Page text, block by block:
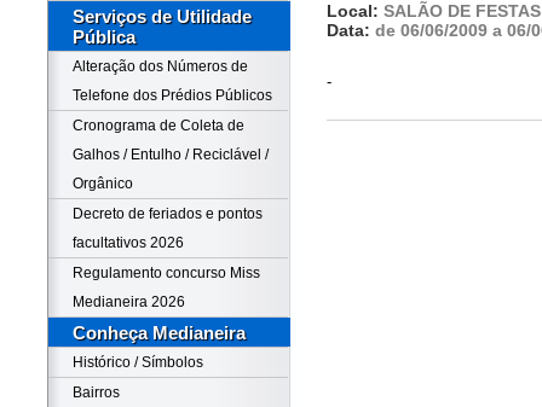
Serviços de Utilidade
Pública
Alteração dos Números de
Telefone dos Prédios Públicos
Cronograma de Coleta de
Galhos / Entulho / Reciclável /
Orgânico
Decreto de feriados e pontos
facultativos 2026
Regulamento concurso Miss
Medianeira 2026
Conheça Medianeira
Histórico / Símbolos
Bairros
Local: SALÃO DE
Data: de 06/06/2009 a 06/
-